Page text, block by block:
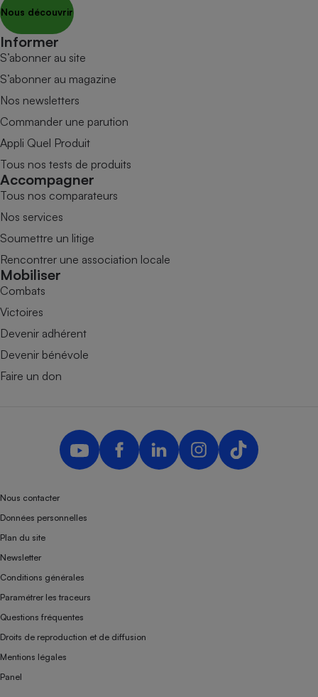
Nous découvrir
Informer
S’abonner au site
S’abonner au magazine
Nos newsletters
Commander une parution
Appli Quel Produit
Tous nos tests de produits
Accompagner
Tous nos comparateurs
Nos services
Soumettre un litige
Rencontrer une association locale
Mobiliser
Combats
Victoires
Devenir adhérent
Devenir bénévole
Faire un don
Nous contacter
Données personnelles
Plan du site
Newsletter
Conditions générales
Paramétrer les traceurs
Questions fréquentes
Droits de reproduction et de diffusion
Mentions légales
Panel